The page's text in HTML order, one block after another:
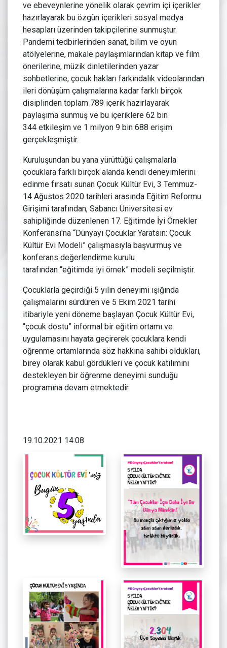
ve ebeveynlerine yönelik olarak çevrim içi içerikler
hazırlayarak bu özgün içerikleri sosyal medya
hesapları üzerinden takipçilerine sunmuştur.
Pandemi tedbirlerinden sanat, bilim ve oyun
atölyelerine, makale paylaşımlarından kitap ve film
önerilerine, müzik dinletilerinden yazar
sohbetlerine, çocuk hakları farkındalık videolarından
ileri dönüşüm çalışmalarına kadar farklı birçok
disiplinden toplam 789 içerik hazırlayarak
paylaşıma sunmuş ve bu içeriklere 62 bin
344 etkileşim ve 1 milyon 9 bin 688 erişim
gerçekleşmiştir.
Kuruluşundan bu yana yürüttüğü çalışmalarla
çocuklara farklı birçok alanda kendi deneyimlerini
edinme fırsatı sunan Çocuk Kültür Evi, 3 Temmuz-
14 Ağustos 2020 tarihleri arasında Eğitim Reformu
Girişimi tarafından, Sabancı Üniversitesi ev
sahipliğinde düzenlenen 17. Eğitimde İyi Örnekler
Konferansı'na “Dünyayı Çocuklar Yaratsın: Çocuk
Kültür Evi Modeli” çalışmasıyla başvurmuş ve
konferans değerlendirme kurulu
tarafından “eğitimde iyi örnek” modeli seçilmiştir.
Çocuklarla geçirdiği 5 yılın deneyimi ışığında
çalışmalarını sürdüren ve 5 Ekim 2021 tarihi
itibariyle yeni döneme başlayan Çocuk Kültür Evi,
“çocuk dostu” informal bir eğitim ortamı ve
uygulamasını hayata geçirerek çocuklara kendi
öğrenme ortamlarında söz hakkına sahibi oldukları,
birey olarak kabul gördükleri ve çocuk katılımını
destekleyen bir öğrenme deneyimi sunduğu
programına devam etmektedir.
19.10.2021 14:08